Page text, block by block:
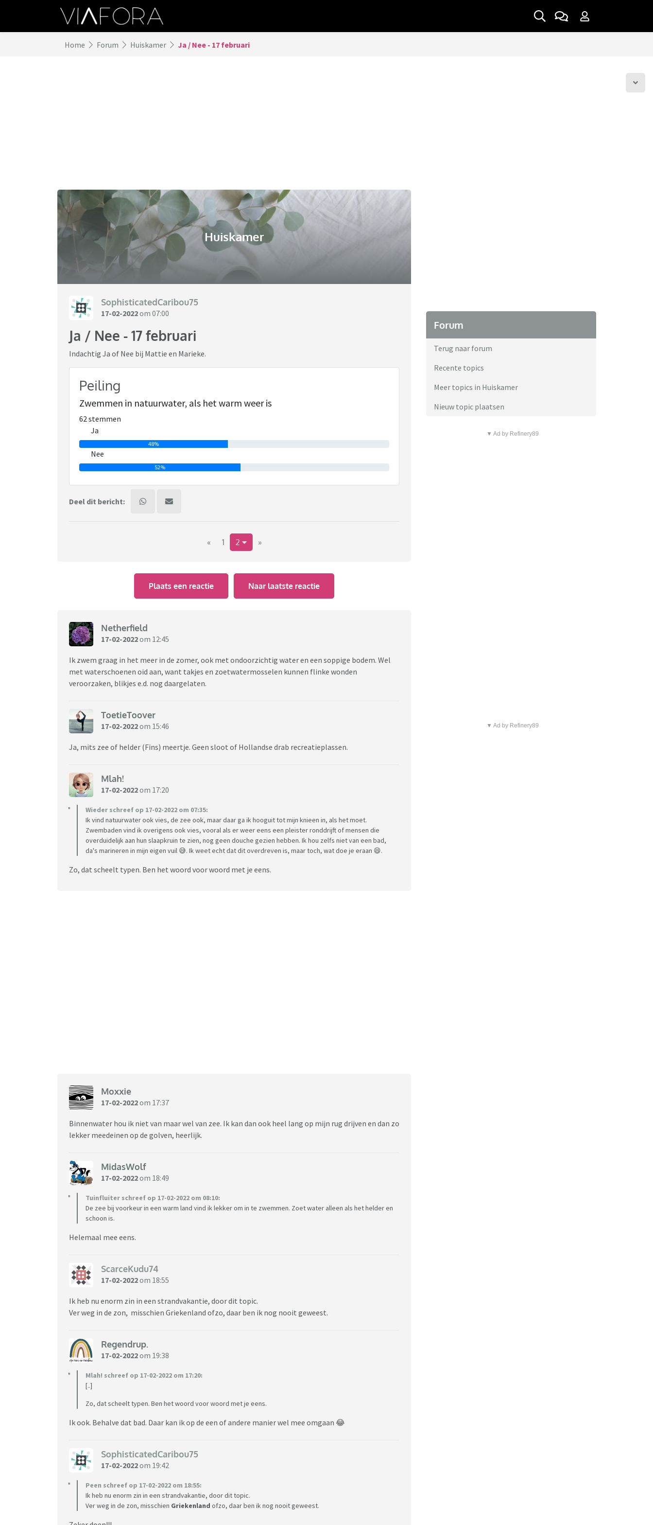
Home Forum Huiskamer Ja / Nee - 17 februari
Huiskamer
SophisticatedCaribou75
17-02-2022om 07:00
Ja / Nee - 17 februari
Indachtig Ja of Nee bij Mattie en Marieke.
Peiling
Zwemmen in natuurwater, als het warm weer is
62 stemmen
Ja
48%
Nee
52%
Deel dit bericht:
« 1 2 »
Plaats een reactie Naar laatste reactie
Netherfield
17-02-2022om 12:45
Ik zwem graag in het meer in de zomer, ook met ondoorzichtig water en een soppige bodem. Wel
met waterschoenen oid aan, want takjes en zoetwatermosselen kunnen flinke wonden
veroorzaken, blikjes e.d. nog daargelaten.
ToetieToover
17-02-2022om 15:46
Ja, mits zee of helder (Fins) meertje. Geen sloot of Hollandse drab recreatieplassen.
Mlah!
17-02-2022om 17:20
Wieder schreef op 17-02-2022 om 07:35:
Ik vind natuurwater ook vies, de zee ook, maar daar ga ik hooguit tot mijn knieen in, als het moet.
Zwembaden vind ik overigens ook vies, vooral als er weer eens een pleister ronddrijft of mensen die
overduidelijk aan hun slaapkruin te zien, nog geen douche gezien hebben. Ik hou zelfs niet van een bad,
da's marineren in mijn eigen vuil 😅. Ik weet echt dat dit overdreven is, maar toch, wat doe je eraan 😄.
Zo, dat scheelt typen. Ben het woord voor woord met je eens.
Moxxie
17-02-2022om 17:37
Binnenwater hou ik niet van maar wel van zee. Ik kan dan ook heel lang op mijn rug drijven en dan zo
lekker meedeinen op de golven, heerlijk.
MidasWolf
17-02-2022om 18:49
Tuinfluiter schreef op 17-02-2022 om 08:10:
De zee bij voorkeur in een warm land vind ik lekker om in te zwemmen. Zoet water alleen als het helder en
schoon is.
Helemaal mee eens.
ScarceKudu74
17-02-2022om 18:55
Ik heb nu enorm zin in een strandvakantie, door dit topic.
Ver weg in de zon, misschien Griekenland ofzo, daar ben ik nog nooit geweest.
Regendrup.
17-02-2022om 19:38
Mlah! schreef op 17-02-2022 om 17:20:
[..]
Zo, dat scheelt typen. Ben het woord voor woord met je eens.
Ik ook. Behalve dat bad. Daar kan ik op de een of andere manier wel mee omgaan 😂
SophisticatedCaribou75
17-02-2022om 19:42
Peen schreef op 17-02-2022 om 18:55:
Ik heb nu enorm zin in een strandvakantie, door dit topic.
Ver weg in de zon, misschien Griekenland ofzo, daar ben ik nog nooit geweest.
Forum
Terug naar forum
Recente topics
Meer topics in Huiskamer
Nieuw topic plaatsen
▼ Ad by Refinery89
▼ Ad by Refinery89